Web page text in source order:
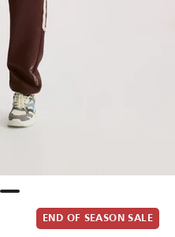
END OF SEASON SALE